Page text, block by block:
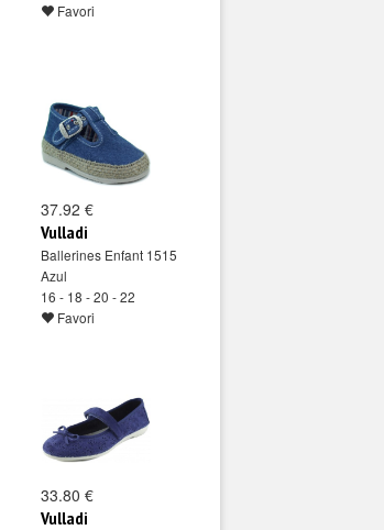
Favori
37.92 €
Vulladi
Ballerines Enfant 1515
Azul
16 - 18 - 20 - 22
Favori
33.80 €
Vulladi